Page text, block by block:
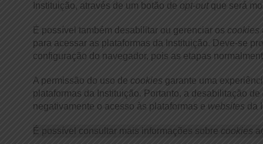
Instituição, através de um botão de opt-outque será
É possível também desabilitar ou gerenciar os cookies
para acessar as plataformas da Instituição. Deve-se
configuração do navegador, pois as etapas
A permissão do uso de cookies garante uma
plataformas da Instituição. Portanto, a desabilitação de
negativamente o acesso às plataformas e websites da
É possível consultar mais informações sobre cookies